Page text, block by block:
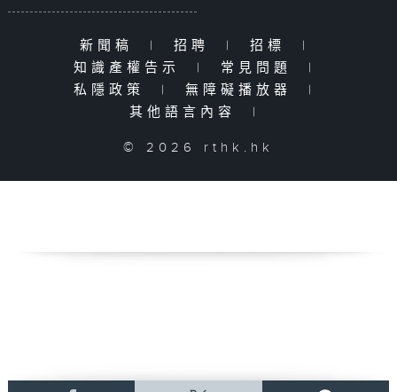
新聞稿 | 招聘 | 招標
|
知識產權告示
| 常見問題
|
私隱政策
| 無障礙播放器
|
其他語言內容
|
© 2026 rthk.hk